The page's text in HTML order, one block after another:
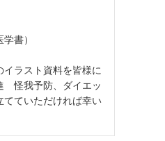
書）
ラスト資料を皆様に
怪我予防、ダイエッ
てていただければ幸い